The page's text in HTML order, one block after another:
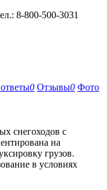
8-800-500-3031
0 Отзывы0 Фото
снегоходов с
на
грузов.
в условиях